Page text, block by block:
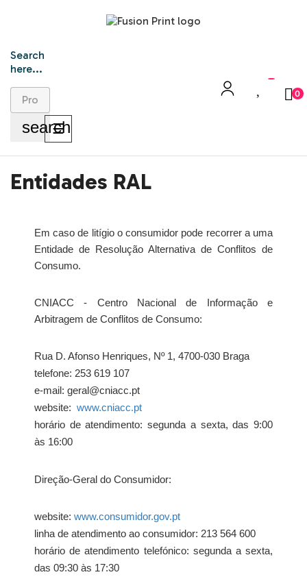
Search
here...
search
0
Toggle
navigation
☰
Entidades RAL
Em caso de litígio o consumidor pode recorrer a uma
Entidade de Resolução Alternativa de Conflitos de
Consumo.
CNIACC - Centro Nacional de Informação e
Arbitragem de Conflitos de Consumo:
Rua D. Afonso Henriques, Nº 1, 4700-030 Braga
telefone: 253 619 107
e-mail: geral@cniacc.pt
website: www.cniacc.pt
horário de atendimento: segunda a sexta, das 9:00
às 16:00
Direção-Geral do Consumidor:
website: www.consumidor.gov.pt
linha de atendimento ao consumidor: 213 564 600
horário de atendimento telefónico: segunda a sexta,
das 09:30 às 17:30